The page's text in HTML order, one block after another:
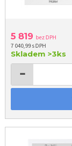
5 819 bez DPH
7 040,99 s DPH
Skladem >3ks
−